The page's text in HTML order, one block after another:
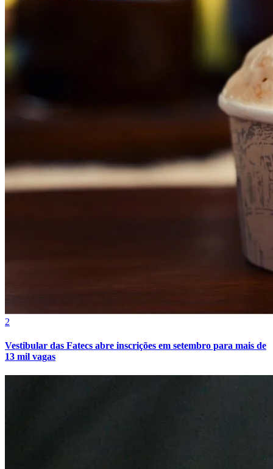
2
Vestibular das Fatecs abre inscrições em setembro para mais de
13 mil vagas